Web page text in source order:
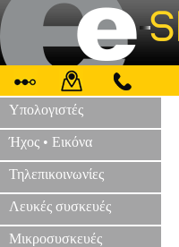
Υπολογιστές
Ήχος • Εικόνα
Τηλεπικοινωνίες
Λευκές συσκευές
Μικροσυσκευές